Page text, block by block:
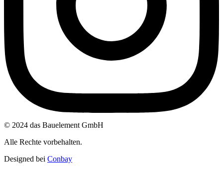
© 2024 das Bauelement GmbH
Alle Rechte vorbehalten.
Designed bei Conbay